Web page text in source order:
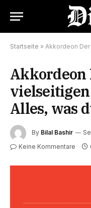
Startseite » Akkordeon Der
Akkordeon
Alles, was
By Bilal Bashir
Keine Kommentare